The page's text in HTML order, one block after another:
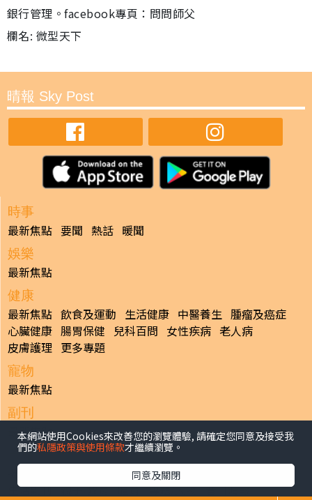
銀行管理。facebook專頁：問問師父
欄名: 微型天下
晴報 Sky Post
時事
最新焦點 要聞 熱話 暖聞
娛樂
最新焦點
健康
最新焦點 飲食及運動 生活健康 中醫養生 腫瘤及癌症
心臟健康 腸胃保健 兒科百問 女性疾病 老人病
皮膚護理 更多專題
寵物
最新焦點
副刊
最新焦點
日報
中國/國際
生活副刊 親子/教育 體育 專題/人物 昔日晴報
本網站使用Cookies來改善您的瀏覽體驗, 請確定您同意及接受我
們的私隱政策與使用條款才繼續瀏覽。
同意及關閉